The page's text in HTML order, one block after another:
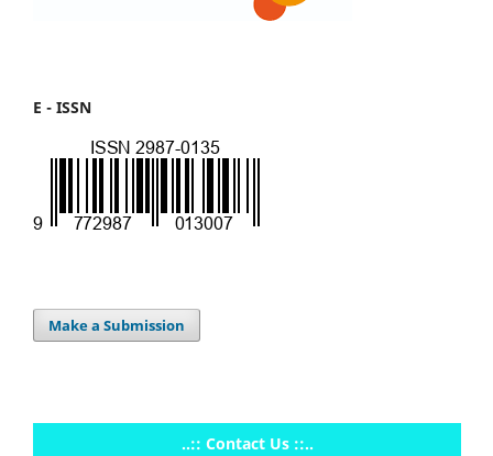
E - ISSN
Make a Submission
..:: Contact Us ::..